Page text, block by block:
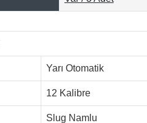
Yarı Otomatik
12 Kalibre
Slug Namlu